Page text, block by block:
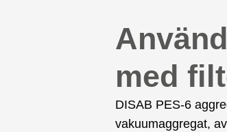
med
DISAB PES-6
vakuumaggregat,